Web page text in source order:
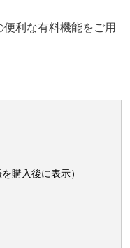
利な有料機能をご用
購入後に表示）